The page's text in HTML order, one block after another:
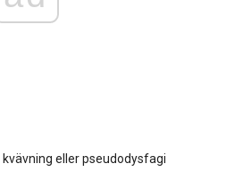
kvävning eller pseudodysfagi